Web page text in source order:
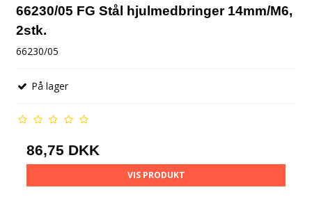
66230/05 FG Stål hjulmedbringer 14mm/M6,
2stk.
66230/05
På lager
86,75 DKK
VIS PRODUKT